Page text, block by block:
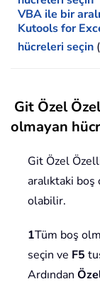
VBA ile bir
Kutools for
hücreleri seçin
Git Özel
olmayan
Git Özel
aralıktaki boş
olabilir.
1Tüm boş
seçin ve F5
Ardından